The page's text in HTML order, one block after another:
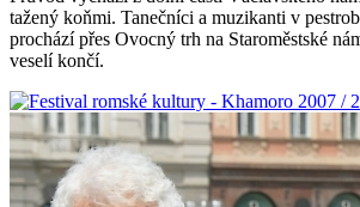
tažený koňmi. Tanečníci a muzikanti v
prochází přes Ovocný trh na Staroměstské
veselí končí.